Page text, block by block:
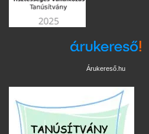
Árukereső.hu